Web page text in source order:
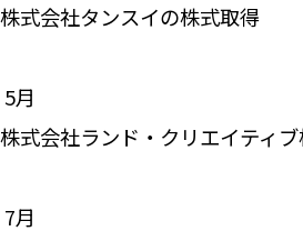
株式会社タンスイの株式取得
―― 5月
株式会社ランド・クリエイティ
―― 7月